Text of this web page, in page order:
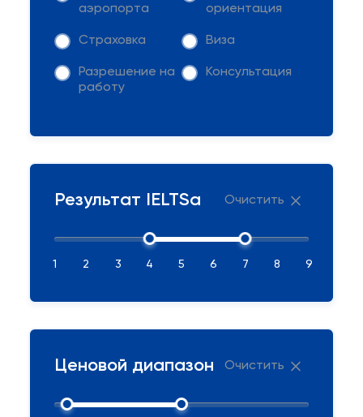
аэропорта
ориентация
Страховка Виза
Разрешение на
работу
Консультация
Результат IELTSа Очистить
1 2 3 4 5 6 7 8 9
Ценовой диапазон Очистить